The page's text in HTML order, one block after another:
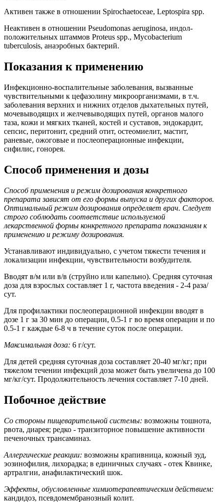
Активен также в отношении Spirochaetoceae, Leptospira spp.
Неактивен в отношении Pseudomonas aeruginosa, индол-
положительных штаммов Proteus spp., Mycobacterium
tuberculosis, анаэробных бактерий.
Показания к применению
Инфекционно-воспалительные заболевания, вызванные
чувствительными к цефазолину микроорганизмами, в т.ч.
заболевания верхних и нижних отделов дыхательных путей,
мочевыводящих и желчевыводящих путей, органов малого
таза, кожи и мягких тканей, костей и суставов, эндокардит,
сепсис, перитонит, средний отит, остеомиелит, мастит,
раневые, ожоговые и послеоперационные инфекции,
сифилис, гонорея.
Способ применения и дозы
Способ применения и режим дозирования конкретного
препарата зависят от его формы выпуска и других факторов.
Оптимальный режим дозирования определяет врач. Следует
строго соблюдать соответствие используемой
лекарственной формы конкретного препарата показаниям к
применению и режиму дозирования.
Устанавливают индивидуально, с учетом тяжести течения и
локализации инфекции, чувствительности возбудителя.
Вводят в/м или в/в (струйно или капельно). Средняя суточная
доза для взрослых составляет 1 г, частота введения - 2-4 раза/
сут.
Для профилактики послеоперационной инфекции вводят в
дозе 1 г за 30 мин до операции, 0.5-1 г во время операции и по
0.5-1 г каждые 6-8 ч в течение суток после операции.
Максимальная доза: 6 г/сут.
Для детей средняя суточная доза составляет 20-40 мг/кг; при
тяжелом течении инфекций доза может быть увеличена до 100
мг/кг/сут. Продолжительность лечения составляет 7-10 дней.
Побочное действие
Со стороны пищеварительной системы: возможны тошнота,
рвота, диарея; редко - транзиторное повышение активности
печеночных трансаминаз.
Аллергические реакции: возможны крапивница, кожный зуд,
эозинофилия, лихорадка; в единичных случаях - отек Квинке,
артралгии, анафилактический шок.
Эффекты, обусловленные химиотерапевтическим действием:
кандидоз, псевдомембранозный колит.